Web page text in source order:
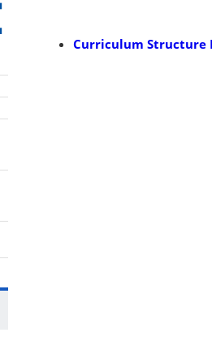
Curriculum Structure